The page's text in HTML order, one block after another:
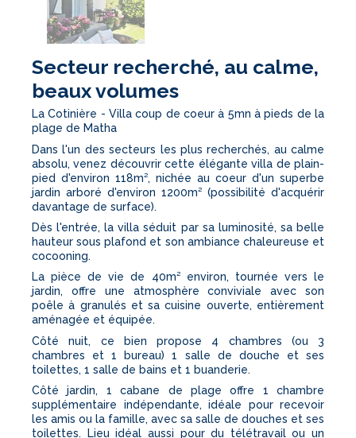
Secteur recherché, au calme,
beaux volumes
La Cotinière - Villa coup de coeur à 5mn à pieds de la
plage de Matha
Dans l'un des secteurs les plus recherchés, au calme
absolu, venez découvrir cette élégante villa de plain-
pied d'environ 118m², nichée au coeur d'un superbe
jardin arboré d'environ 1200m² (possibilité d'acquérir
davantage de surface).
Dès l'entrée, la villa séduit par sa luminosité, sa belle
hauteur sous plafond et son ambiance chaleureuse et
cocooning.
La pièce de vie de 40m² environ, tournée vers le
jardin, offre une atmosphère conviviale avec son
poêle à granulés et sa cuisine ouverte, entièrement
aménagée et équipée.
Côté nuit, ce bien propose 4 chambres (ou 3
chambres et 1 bureau) 1 salle de douche et ses
toilettes, 1 salle de bains et 1 buanderie.
Côté jardin, 1 cabane de plage offre 1 chambre
supplémentaire indépendante, idéale pour recevoir
les amis ou la famille, avec sa salle de douches et ses
toilettes. Lieu idéal aussi pour du télétravail ou un